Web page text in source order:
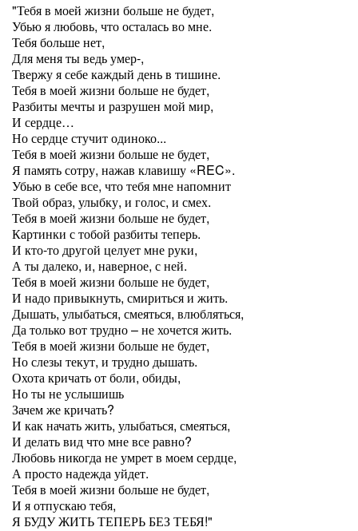
"Тебя в моей жизни больше не будет,
Убью я любовь, что осталась во мне.
Тебя больше нет,
Для меня ты ведь умер-,
Твержу я себе каждый день в тишине.
Тебя в моей жизни больше не будет,
Разбиты мечты и разрушен мой мир,
И сердце…
Но сердце стучит одиноко...
Тебя в моей жизни больше не будет,
Я память сотру, нажав клавишу «REC».
Убью в себе все, что тебя мне напомнит
Твой образ, улыбку, и голос, и смех.
Тебя в моей жизни больше не будет,
Картинки с тобой разбиты теперь.
И кто-то другой целует мне руки,
А ты далеко, и, наверное, с ней.
Тебя в моей жизни больше не будет,
И надо привыкнуть, смириться и жить.
Дышать, улыбаться, смеяться, влюбляться,
Да только вот трудно – не хочется жить.
Тебя в моей жизни больше не будет,
Но слезы текут, и трудно дышать.
Охота кричать от боли, обиды,
Но ты не услышишь
Зачем же кричать?
И как начать жить, улыбаться, смеяться,
И делать вид что мне все равно?
Любовь никогда не умрет в моем сердце,
А просто надежда уйдет.
Тебя в моей жизни больше не будет,
И я отпускаю тебя,
Я БУДУ ЖИТЬ ТЕПЕРЬ БЕЗ ТЕБЯ!"